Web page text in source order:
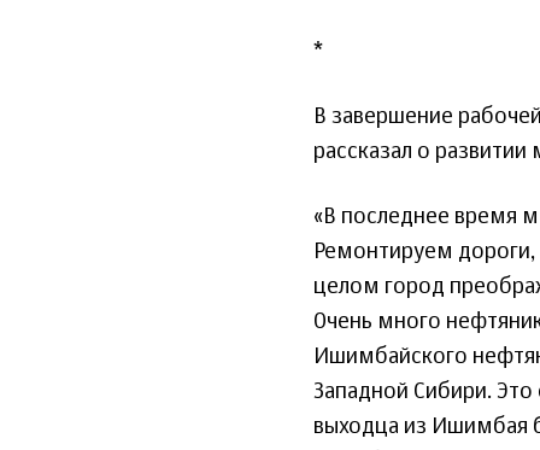
*
В завершение
рассказал о развитии
«В последнее время
Ремонтируем дороги,
целом город
Очень много
Ишимбайского
Западной Сибири.
выходца из Ишимбая